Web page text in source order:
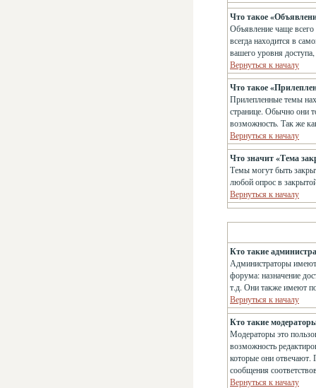
Что такое
Объявление чаще
всегда находится в
вашего уровня
Вернуться к началу
Что такое
Прилепленные темы
странице. Обычно они
возможность. Так же
Вернуться к началу
Что значит «Тема
Темы могут быть
любой опрос в
Вернуться к началу
Кто такие
Администраторы
форума: назначение
т.д. Они также имеют
Вернуться к началу
Кто такие
Модераторы это
возможность
которые они отвечают.
сообщения
Вернуться к началу